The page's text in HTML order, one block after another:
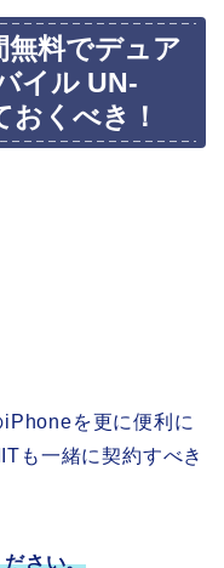
無料でデュア
イル UN-
おくべき！
を更に便利に
も一緒に契約すべき
さい。